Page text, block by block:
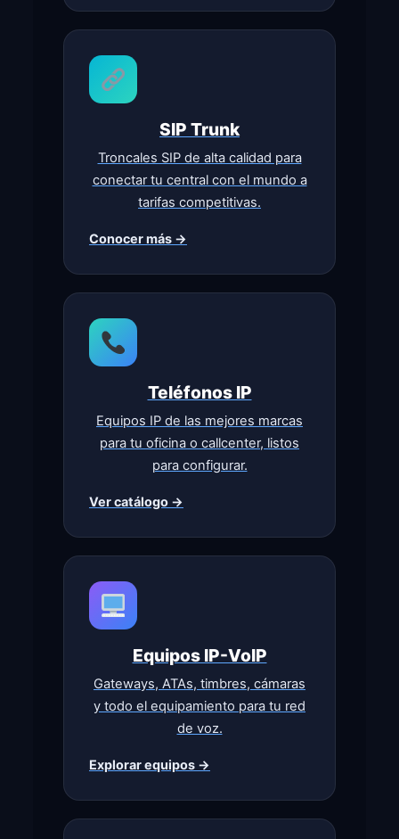
SIP Trunk
Troncales SIP de alta calidad para
conectar tu central con el mundo a
tarifas competitivas.
Conocer más →
Teléfonos IP
Equipos IP de las mejores marcas
para tu oficina o callcenter, listos
para configurar.
Ver catálogo →
Equipos IP-VoIP
Gateways, ATAs, timbres, cámaras
y todo el equipamiento para tu red
de voz.
Explorar equipos →